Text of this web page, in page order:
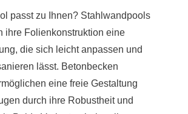
passt zu Ihnen? Stahlwandpools
ihre Folienkonstruktion eine
die sich leicht anpassen und
lässt. Betonbecken
eine freie Gestaltung
durch ihre Robustheit und